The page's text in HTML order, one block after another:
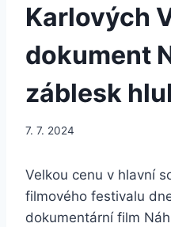
Karlových
dokument
záblesk
7. 7. 2024
Velkou cenu v hlavní
filmového festivalu
dokumentární film